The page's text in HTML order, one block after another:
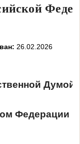
26.02.2026
Думой
Федерации